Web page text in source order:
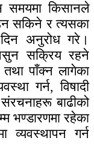
समयमा किसानले
सकिने र त्यसका
अनुरोध गरे।
सक्रिय रहने
पाँक्न लागेका
गर्न, विषादी
बाढीको
भण्डारणमा रहेका
व्यवस्थापन गर्न